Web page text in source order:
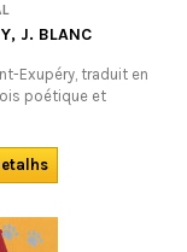
J. BLANC
Exupéry, traduit en
poétique et
enfants.Un grand